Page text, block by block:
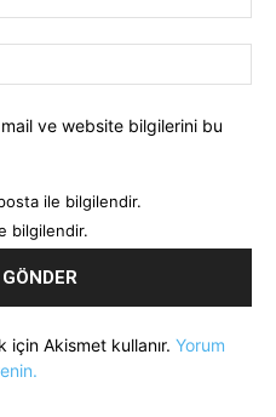
ve website bilgilerini bu
ile bilgilendir.
bilgilendir.
için Akismet kullanır. Yorum